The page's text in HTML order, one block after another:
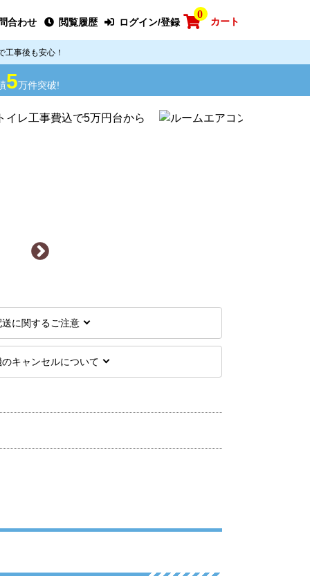
合わせ 閲覧履歴 ログイン/登録
0
カート
工事後も安心！
5万件突破!
送に関するご注意
キャンセルについて